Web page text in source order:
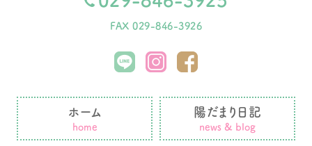
FAX 029-846-3926
ホーム
home
陽だまり日記
news & blog